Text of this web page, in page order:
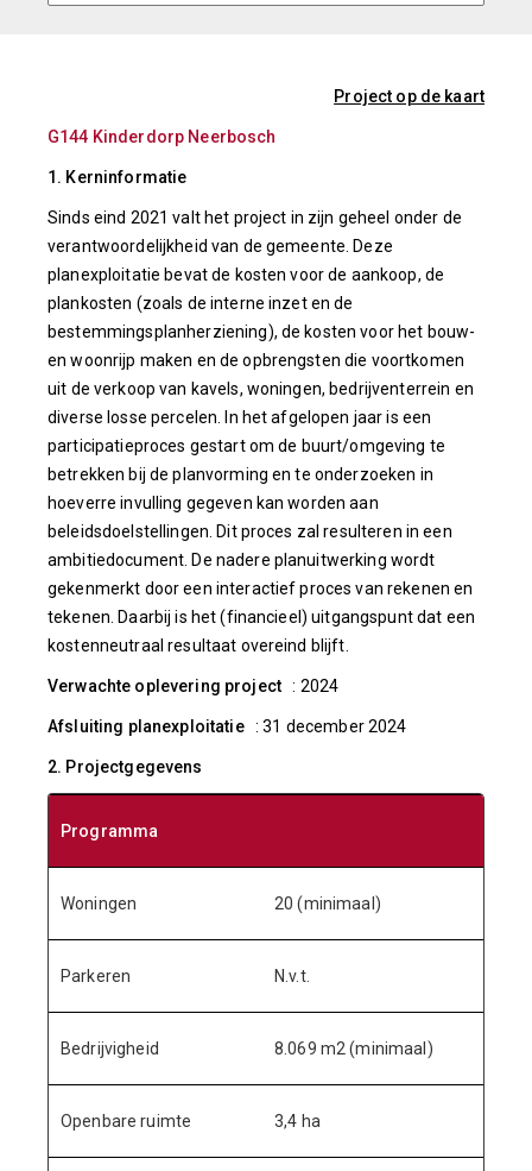
Project op de kaart
G144 Kinderdorp Neerbosch
1. Kerninformatie
Sinds eind 2021 valt het project in zijn geheel onder de
verantwoordelijkheid van de gemeente. Deze
planexploitatie bevat de kosten voor de aankoop, de
plankosten (zoals de interne inzet en de
bestemmingsplanherziening), de kosten voor het bouw-
en woonrijp maken en de opbrengsten die voortkomen
uit de verkoop van kavels, woningen, bedrijventerrein en
diverse losse percelen. In het afgelopen jaar is een
participatieproces gestart om de buurt/omgeving te
betrekken bij de planvorming en te onderzoeken in
hoeverre invulling gegeven kan worden aan
beleidsdoelstellingen. Dit proces zal resulteren in een
ambitiedocument. De nadere planuitwerking wordt
gekenmerkt door een interactief proces van rekenen en
tekenen. Daarbij is het (financieel) uitgangspunt dat een
kostenneutraal resultaat overeind blijft.
Verwachte oplevering project : 2024
Afsluiting planexploitatie : 31 december 2024
2. Projectgegevens
Programma
Woningen 20 (minimaal)
Parkeren N.v.t.
Bedrijvigheid 8.069 m2 (minimaal)
Openbare ruimte 3,4 ha